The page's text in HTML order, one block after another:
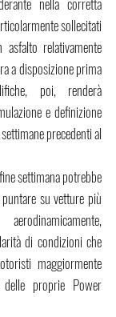
sollecitati
relativamente
a disposizione prima
poi, renderà
e definizione
precedenti al
settimana potrebbe
su vetture più
di condizioni che
maggiormente
delle proprie Power